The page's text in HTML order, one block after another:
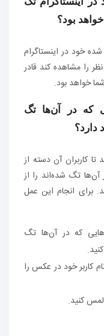
بود؟
خود در اینستاگرام
را مشاهده کند قادر
خواهد بود.
که در آن‌ها تگ
دارد؟
تا کاربران آن دسته از
تگ شده‌اند را از
انجام این عمل
که در آن‌ها تگ
کاربر خود در عکس را